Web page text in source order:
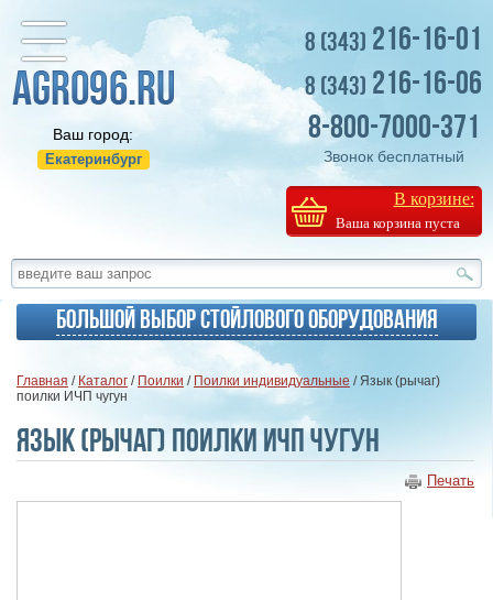
Ваш город:
Екатеринбург
8 (343) 216-16-01
8 (343) 216-16-06
8-800-7000-371
Звонок бесплатный
В корзине:
Ваша корзина пуста
Большой выбор стойлового оборудования
Главная / Каталог / Поилки / Поилки индивидуальные / Язык (рычаг)
поилки ИЧП чугун
Язык (рычаг) поилки ИЧП чугун
Печать